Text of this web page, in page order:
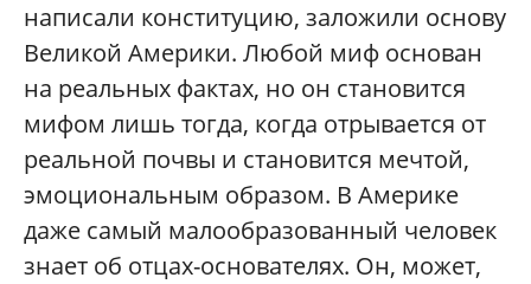
написали конституцию, заложили основу
Великой Америки. Любой миф основан
на реальных фактах, но он становится
мифом лишь тогда, когда отрывается от
реальной почвы и становится мечтой,
эмоциональным образом. В Америке
даже самый малообразованный человек
знает об отцах-основателях. Он, может,